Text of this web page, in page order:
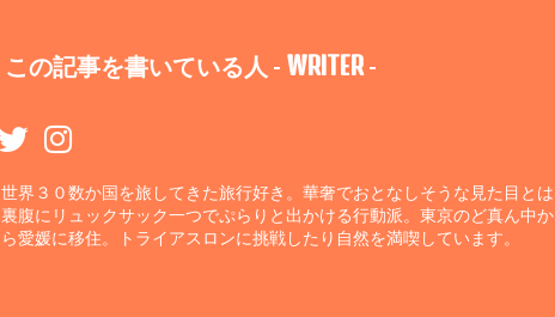
この記事を書いている人 - WRITER-
世界３０数か国を旅してきた旅行好き。華奢でおとなしそうな見た目とは
裏腹にリュックサック一つでぷらりと出かける行動派。東京のど真ん中か
ら愛媛に移住。トライアスロンに挑戦したり自然を満喫しています。